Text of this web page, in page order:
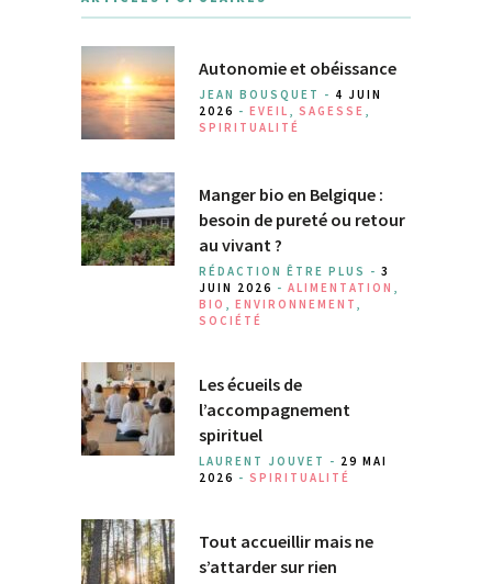
Autonomie et obéissance
JEAN BOUSQUET - 4 JUIN
2026 - EVEIL , SAGESSE ,
SPIRITUALITÉ
Manger bio en Belgique :
besoin de pureté ou retour
au vivant ?
RÉDACTION ÊTRE PLUS - 3
JUIN 2026 - ALIMENTATION ,
BIO , ENVIRONNEMENT ,
SOCIÉTÉ
Les écueils de
l’accompagnement
spirituel
LAURENT JOUVET - 29 MAI
2026 - SPIRITUALITÉ
Tout accueillir mais ne
s’attarder sur rien